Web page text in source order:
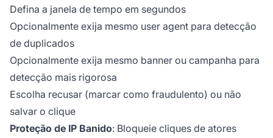
Defina a janela de tempo em segundos
Opcionalmente exija mesmo user agent para detecção
de duplicados
Opcionalmente exija mesmo banner ou campanha para
detecção mais rigorosa
Escolha recusar (marcar como fraudulento) ou não
salvar o clique
Proteção de IP Banido: Bloqueie cliques de atores